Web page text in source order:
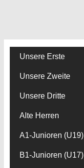
Unsere Erste
Unsere Zweite
Unsere Dritte
Alte Herren
A1-Junioren (U19)
B1-Junioren (U17)